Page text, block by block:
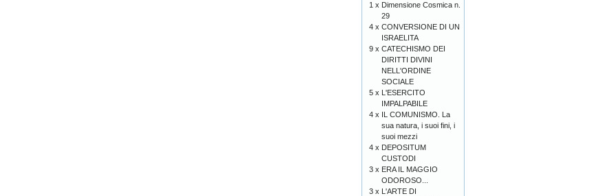
1 x Dimensione Cosmica n.
29
4 x CONVERSIONE DI UN
ISRAELITA
9 x CATECHISMO DEI
DIRITTI DIVINI
NELL'ORDINE
SOCIALE
5 x L'ESERCITO
IMPALPABILE
4 x IL COMUNISMO. La
sua natura, i suoi fini, i
suoi mezzi
4 x DEPOSITUM
CUSTODI
3 x ERA IL MAGGIO
ODOROSO...
3 x L'ARTE DI